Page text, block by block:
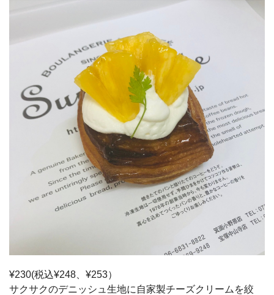
¥230(税込¥248、¥253）
サクサクのデニッシュ生地に自家製チーズクリームを絞